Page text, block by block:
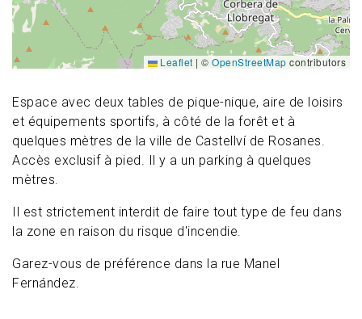
Espace avec deux tables de pique-nique, aire de loisirs
et équipements sportifs, à côté de la forêt et à
quelques mètres de la ville de Castellví de Rosanes.
Accès exclusif à pied. Il y a un parking à quelques
mètres.
Il est strictement interdit de faire tout type de feu dans
la zone en raison du risque d'incendie.
Garez-vous de préférence dans la rue Manel
Fernández.
Leaflet | © OpenStreetMap contributors